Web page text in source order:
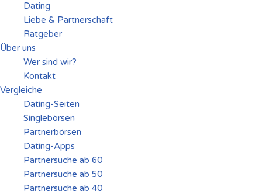
Dating
Liebe & Partnerschaft
Ratgeber
Über uns
Wer sind wir?
Kontakt
Vergleiche
Dating-Seiten
Singlebörsen
Partnerbörsen
Dating-Apps
Partnersuche ab 60
Partnersuche ab 50
Partnersuche ab 40